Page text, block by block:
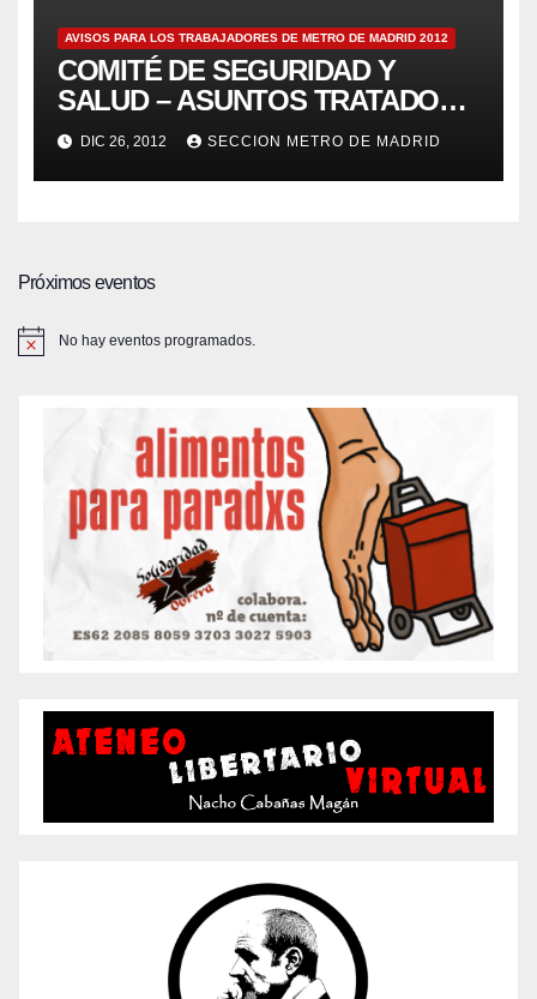
AVISOS PARA LOS TRABAJADORES DE METRO DE MADRID 2012
COMITÉ DE SEGURIDAD Y
SALUD – ASUNTOS TRATADOS
POR LOS DELEGADOS DE
PREVENCIÓN 17/12/2012 – Aviso
123
DIC 26, 2012 SECCION METRO DE MADRID
Próximos eventos
No hay eventos programados.